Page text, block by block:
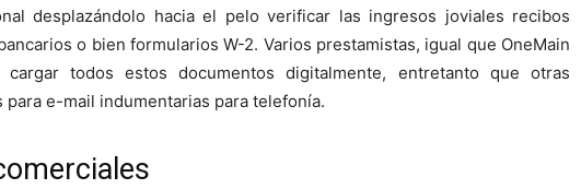
desplazándolo hacia el pelo verificar las ingresos joviales recibos
o bien formularios W-2. Varios prestamistas, igual que OneMain
cargar todos estos documentos digitalmente, entretanto que otras
e-mail indumentarias para telefonía.